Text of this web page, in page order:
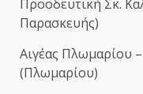
Προοδευτική Σκ.
Παρασκευής)
Αιγέας Πλωμαρίου
(Πλωμαρίου)